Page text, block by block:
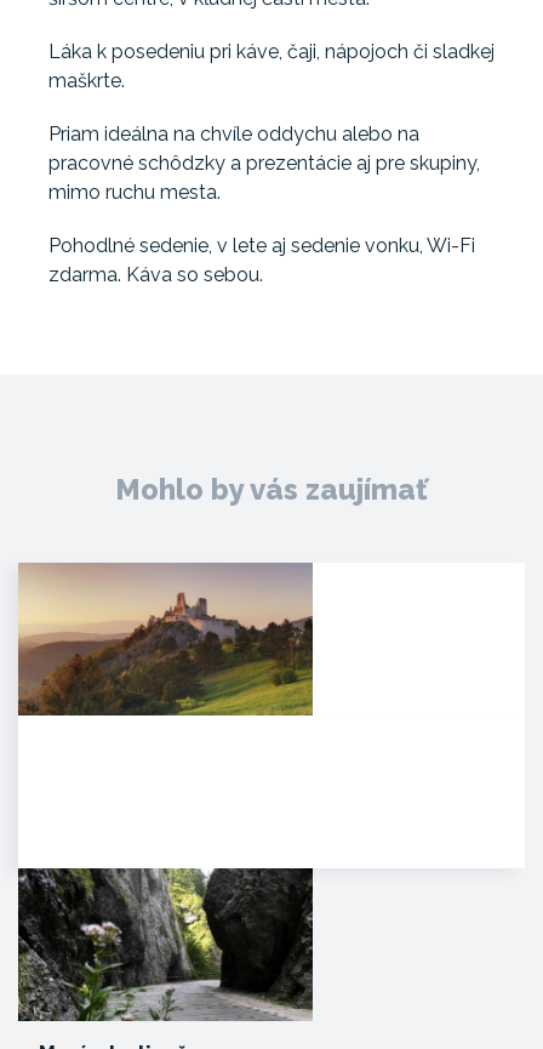
Láka k posedeniu pri káve, čaji, nápojoch či sladkej
maškrte.
Priam ideálna na chvíle oddychu alebo na
pracovné schôdzky a prezentácie aj pre skupiny,
mimo ruchu mesta.
Pohodlné sedenie, v lete aj sedenie vonku, Wi-Fi
zdarma. Káva so sebou.
Mohlo by vás zaujímať